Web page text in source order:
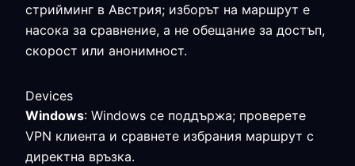
стрийминг в Австрия; изборът на маршрут е
насока за сравнение, а не обещание за достъп,
скорост или анонимност.
Devices
Windows: Windows се поддържа; проверете
VPN клиента и сравнете избрания маршрут с
директна връзка.